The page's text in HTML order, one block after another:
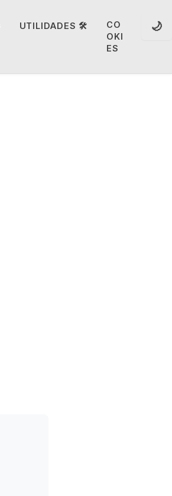
UTILIDADES 🛠️
CO
OKI
ES
🌙